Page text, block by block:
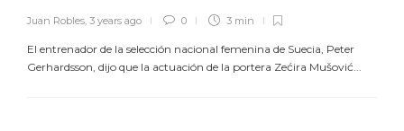
Juan Robles, 3 years ago 0 3 min
El entrenador de la selección nacional femenina de Suecia, Peter
Gerhardsson, dijo que la actuación de la portera Zećira Mušović...